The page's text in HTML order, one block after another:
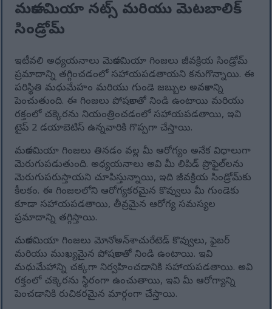
మకాడమియా నట్స్ మరియు మెటబాలిక్
సిండ్రోమ్
ఇటీవలి అధ్యయనాలు మెకాడమియా గింజలు జీవక్రియ సిండ్రోమ్
ప్రమాదాన్ని తగ్గించడంలో సహాయపడతాయని కనుగొన్నాయి. ఈ
పరిస్థితి మధుమేహం మరియు గుండె జబ్బుల అవకాశాన్ని
పెంచుతుంది. ఈ గింజలు పోషకాలతో నిండి ఉంటాయి మరియు
రక్తంలో చక్కెరను నియంత్రించడంలో సహాయపడతాయి, ఇవి
టైప్ 2 డయాబెటిస్ ఉన్నవారికి గొప్పగా చేస్తాయి.
మకాడమియా గింజలు తినడం వల్ల మీ ఆరోగ్యం అనేక విధాలుగా
మెరుగుపడుతుంది. అధ్యయనాలు అవి మీ లిపిడ్ ప్రొఫైల్‌లను
మెరుగుపరుస్తాయని చూపిస్తున్నాయి, ఇది జీవక్రియ సిండ్రోమ్‌కు
కీలకం. ఈ గింజలలోని ఆరోగ్యకరమైన కొవ్వులు మీ గుండెకు
కూడా సహాయపడతాయి, తీవ్రమైన ఆరోగ్య సమస్యల
ప్రమాదాన్ని తగ్గిస్తాయి.
మకాడమియా గింజలు మోనోఅన్‌శాచురేటెడ్ కొవ్వులు, ఫైబర్
మరియు ముఖ్యమైన పోషకాలతో నిండి ఉంటాయి. ఇవి
మధుమేహాన్ని చక్కగా నిర్వహించడానికి సహాయపడతాయి. అవి
రక్తంలో చక్కెరను స్థిరంగా ఉంచుతాయి, ఇవి మీ ఆరోగ్యాన్ని
పెంచడానికి రుచికరమైన మార్గంగా చేస్తాయి.